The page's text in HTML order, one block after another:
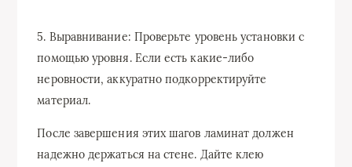
5. Выравнивание: Проверьте уровень установки с
помощью уровня. Если есть какие-либо
неровности, аккуратно подкорректируйте
материал.
После завершения этих шагов ламинат должен
надежно держаться на стене. Дайте клею